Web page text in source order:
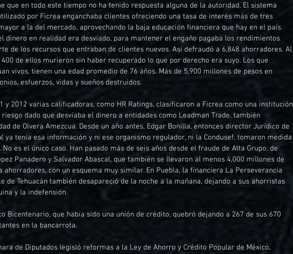
que en todo este tiempo no ha tenido respuesta alguna de la autoridad. El sistema
por Ficrea enganchaba clientes ofreciendo una tasa de interés más de tres
a la del mercado, aprovechando la baja educación financiera que hay en el país.
dinero en realidad era desviado, para mantener el engaño pagaba los rendimientos
de los recursos que entraban de clientes nuevos. Así defraudó a 6,848 ahorradores. Al
400 de ellos murieron sin haber recuperado lo que por derecho era suyo. Los que
vivos, tienen una edad promedio de 76 años. Más de 5,900 millones de pesos en
esfuerzos, vidas y sueños destruidos.
y 2012 varias calificadoras, como HR Ratings, clasificaron a Ficrea como una institución
riesgo dado que desviaba el dinero a entidades como Leadman Trade, también
de Olvera Amezcua. Desde un año antes, Edgar Bonilla, entonces director Jurídico de
ya tenía esa información y ni ese organismo regulador, ni la Condusef, tomaron medida
No es el único caso. Han pasado más de seis años desde el fraude de Alta Grupo, de
Panadero y Salvador Abascal, que también se llevaron al menos 4,000 millones de
ahorradores, con un esquema muy similar. En Puebla, la financiera La Perseverancia
de Tehuacán también desapareció de la noche a la mañana, dejando a sus ahorristas
y la indefensión.
Bicentenario, que había sido una unión de crédito, quebró dejando a 267 de sus 670
en la bancarrota.
de Diputados legisló reformas a la Ley de Ahorro y Crédito Popular de México,